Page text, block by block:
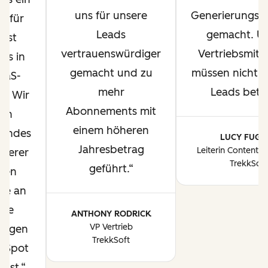
für
in
Wir
an
uns für unsere
Leads
vertrauenswürdiger
gemacht und zu
mehr
Abonnements mit
einem höheren
Jahresbetrag
geführt.
ANTHONY RODRICK
VP Vertrieb
TrekkSoft
gemacht.
müssen nicht
Leads
LUCY
Leiterin Content-
TrekkSoft